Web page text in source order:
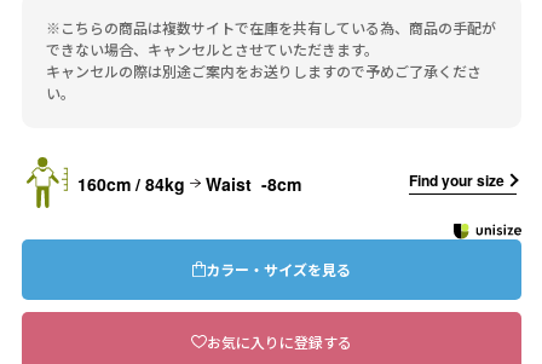
※こちらの商品は複数サイトで在庫を共有している為、商品の手配が
できない場合、キャンセルとさせていただきます。
キャンセルの際は別途ご案内をお送りしますので予めご了承くださ
い。
160cm / 84kg Waist -8cm Find your size
カラー・サイズを見る
お気に入りに登録する